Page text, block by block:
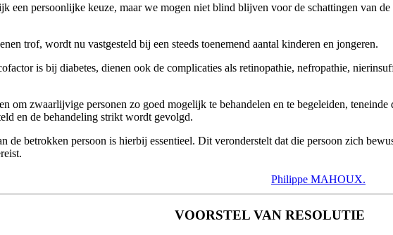
een persoonlijke keuze, maar we mogen niet blind blijven voor de schattingen van
trof, wordt nu vastgesteld bij een steeds toenemend aantal kinderen en jongeren.
is bij diabetes, dienen ook de complicaties als retinopathie, nefropathie,
om zwaarlijvige personen zo goed mogelijk te behandelen en te begeleiden,
en de behandeling strikt wordt gevolgd.
de betrokken persoon is hierbij essentieel. Dit veronderstelt dat die persoon zich
Philippe MAHOUX.
VOORSTEL VAN RESOLUTIE